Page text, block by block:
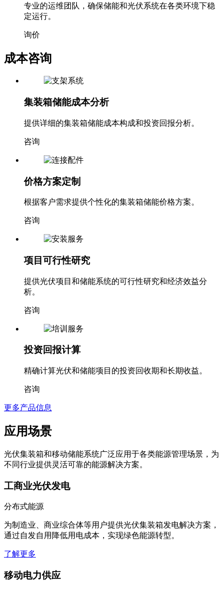
专业的运维团队，确保储能和光伏系统在各类环境下稳
定运行。
询价
成本咨询
集装箱储能成本分析
提供详细的集装箱储能成本构成和投资回报分析。
咨询
价格方案定制
根据客户需求提供个性化的集装箱储能价格方案。
咨询
项目可行性研究
提供光伏项目和储能系统的可行性研究和经济效益分
析。
咨询
投资回报计算
精确计算光伏和储能项目的投资回收期和长期收益。
咨询
更多产品信息
应用场景
光伏集装箱和移动储能系统广泛应用于各类能源管理场景，为
不同行业提供灵活可靠的能源解决方案。
工商业光伏发电
分布式能源
为制造业、商业综合体等用户提供光伏集装箱发电解决方案，
通过自发自用降低用电成本，实现绿色能源转型。
了解更多
移动电力供应